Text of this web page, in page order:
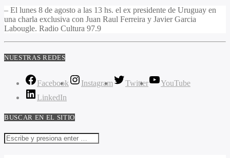
– El lunes 8 de agosto a las 13 hs. el ex presidente de Uruguay en
una charla exclusiva con Juan Raul Ferreira y Javier Garcia
Labougle. Radio Cultura 97.9
NUESTRAS REDES
Facebook Instagram Twitter
YouTube
LinkedIn
BUSCAR EN EL SITIO